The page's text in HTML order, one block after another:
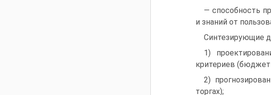
— способность
и знаний от
Синтезирующие
1)
критериев (бюджет
2)
торгах);